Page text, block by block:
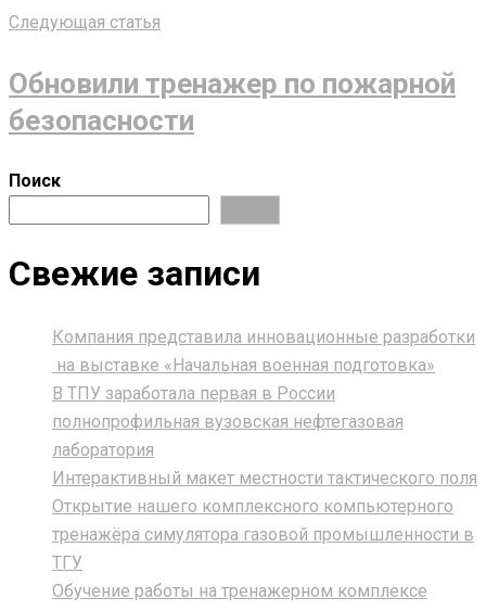
Следующая статья
Обновили тренажер по пожарной
безопасности
Поиск
Свежие записи
Компания представила инновационные разработки
на выставке «Начальная военная подготовка»
В ТПУ заработала первая в России
полнопрофильная вузовская нефтегазовая
лаборатория
Интерактивный макет местности тактического поля
Открытие нашего комплексного компьютерного
тренажёра симулятора газовой промышленности в
ТГУ
Обучение работы на тренажерном комплексе